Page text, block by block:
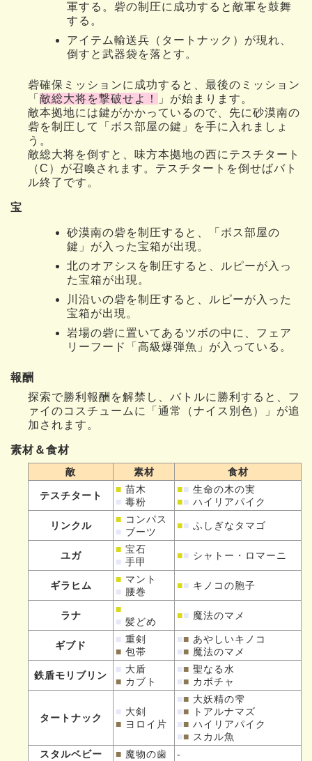
軍する。砦の制圧に成功すると敵軍を鼓舞
する。
アイテム輸送兵（タートナック）が現れ、
倒すと武器袋を落とす。
砦確保ミッションに成功すると、最後のミッション
「 敵総大将を撃破せよ！
」が始まります。
敵本拠地には鍵がかかっているので、先に砂漠南の
砦を制圧して「ボス部屋の鍵」を手に入れましょ
う。
敵総大将を倒すと、味方本拠地の西にテスチタート
（C）が召喚されます。テスチタートを倒せばバト
ル終了です。
宝
砂漠南の砦を制圧すると、「ボス部屋の
鍵」が入った宝箱が出現。
北のオアシスを制圧すると、ルピーが入っ
た宝箱が出現。
川沿いの砦を制圧すると、ルピーが入った
宝箱が出現。
岩場の砦に置いてあるツボの中に、フェア
リーフード「高級爆弾魚」が入っている。
報酬
探索で勝利報酬を解禁し、バトルに勝利すると、フ
ァイのコスチュームに「通常（ナイス別色）」が追
加されます。
素材＆食材
敵 素材 食材
テスチタート
■ 苗木
■ 毒粉
■■ 生命の木の実
■■ ハイリアパイク
リンクル
■ コンパス
■ ブーツ
■■ ふしぎなタマゴ
ユガ
■ 宝石
■ 手甲
■■ シャトー・ロマーニ
ギラヒム
■ マント
■ 腰巻
■■ キノコの胞子
ラナ
■
■ 髪どめ
■■ 魔法のマメ
ギブド
■ 重剣
■ 包帯
■■ あやしいキノコ
■■ 魔法のマメ
鉄盾モリブリン
■ 大盾
■ カブト
■■ 聖なる水
■■ カボチャ
タートナック
■ 大剣
■ ヨロイ片
■■ 大妖精の雫
■■ トアルナマズ
■■ ハイリアパイク
■■ スカル魚
スタルベビー
■ 魔物の歯
-